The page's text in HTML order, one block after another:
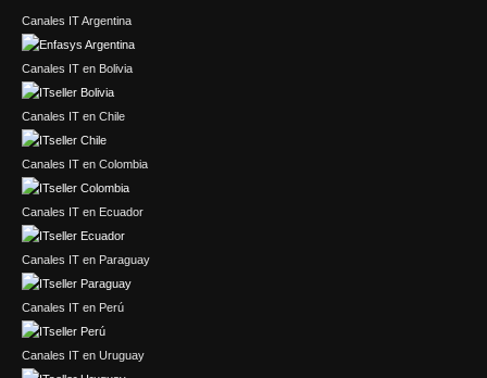
Canales IT Argentina
Canales IT en Bolivia
Canales IT en Chile
Canales IT en Colombia
Canales IT en Ecuador
Canales IT en Paraguay
Canales IT en Perú
Canales IT en Uruguay